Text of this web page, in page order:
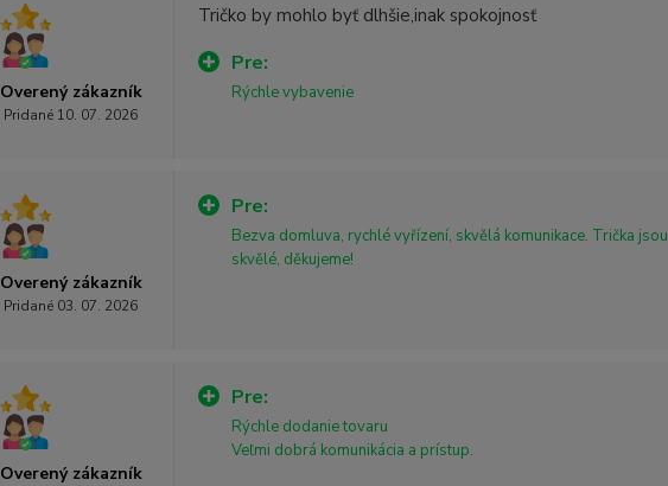
Overený zákazník
Pridané 10. 07. 2026
Tričko by mohlo byť dlhšie,inak spokojnosť
Pre:
Rýchle vybavenie
Overený zákazník
Pridané 03. 07. 2026
Pre:
Bezva domluva, rychlé vyřízení, skvělá komunikace. Trička jsou
skvělé, děkujeme!
Overený zákazník
Pre:
Rýchle dodanie tovaru
Veľmi dobrá komunikácia a prístup.